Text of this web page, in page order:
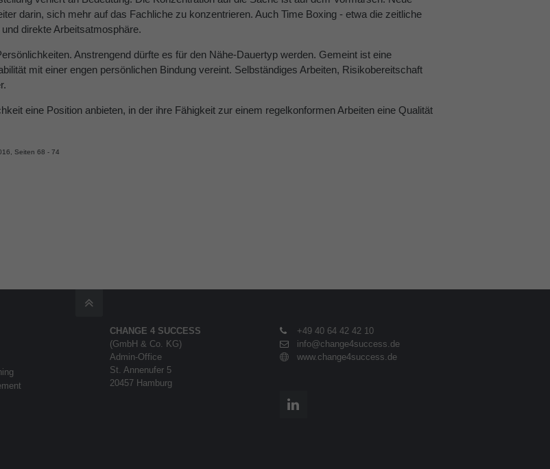
darin, sich mehr auf das Fachliche zu konzentrieren. Auch Time Boxing - etwa die zeitliche
direkte Arbeitsatmosphäre.
Anstrengend dürfte es für den Nähe-Dauertyp werden. Gemeint ist eine
mit einer engen persönlichen Bindung vereint. Selbständiges Arbeiten, Risikobereitschaft
eine Position anbieten, in der ihre Fähigkeit zur einem regelkonformen Arbeiten eine Qualität
Seiten 68 - 74
CHANGE 4 SUCCESS
(GmbH & Co. KG)
Admin-Office
St. Annenufer 5
20457 Hamburg
+49 40 64 42 42 10
info@change4success.de
www.change4success.de